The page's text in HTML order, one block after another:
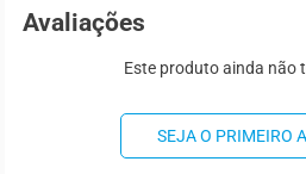
Avaliações
Este produto ainda não
SEJA O PRIMEIRO